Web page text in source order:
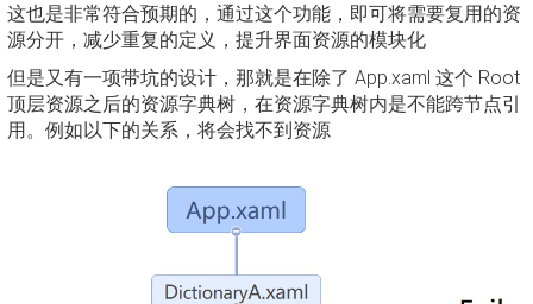
这也是非常符合预期的，通过这个功能，即可将需要复用的资
源分开，减少重复的定义，提升界面资源的模块化
但是又有一项带坑的设计，那就是在除了 App.xaml 这个 Root
顶层资源之后的资源字典树，在资源字典树内是不能跨节点引
用。例如以下的关系，将会找不到资源